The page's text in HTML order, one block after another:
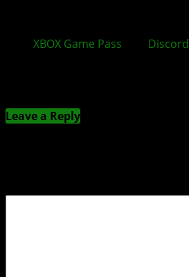
XBOX Game Pass Discord
Leave a Reply